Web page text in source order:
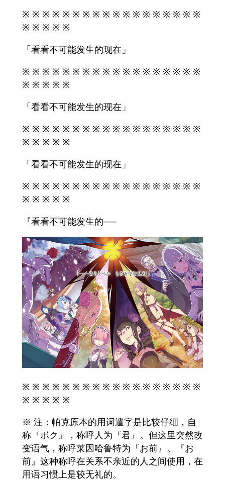
※ ※ ※ ※ ※ ※ ※ ※ ※ ※ ※ ※ ※ ※ ※ ※ ※ ※
※ ※ ※ ※ ※
「看看不可能发生的现在」
※ ※ ※ ※ ※ ※ ※ ※ ※ ※ ※ ※ ※ ※ ※ ※ ※ ※
※ ※ ※ ※ ※
「看看不可能发生的现在」
※ ※ ※ ※ ※ ※ ※ ※ ※ ※ ※ ※ ※ ※ ※ ※ ※ ※
※ ※ ※ ※ ※
「看看不可能发生的现在」
※ ※ ※ ※ ※ ※ ※ ※ ※ ※ ※ ※ ※ ※ ※ ※ ※ ※
※ ※ ※ ※ ※
『看看不可能发生的──
※ ※ ※ ※ ※ ※ ※ ※ ※ ※ ※ ※ ※ ※ ※ ※ ※ ※
※ ※ ※ ※ ※
※ 注：帕克原本的用词遣字是比较仔细，自
称『ボク』，称呼人为『君』。但这里突然改
变语气，称呼莱因哈鲁特为『お前』。『お
前』这种称呼在关系不亲近的人之间使用，在
用语习惯上是较无礼的。